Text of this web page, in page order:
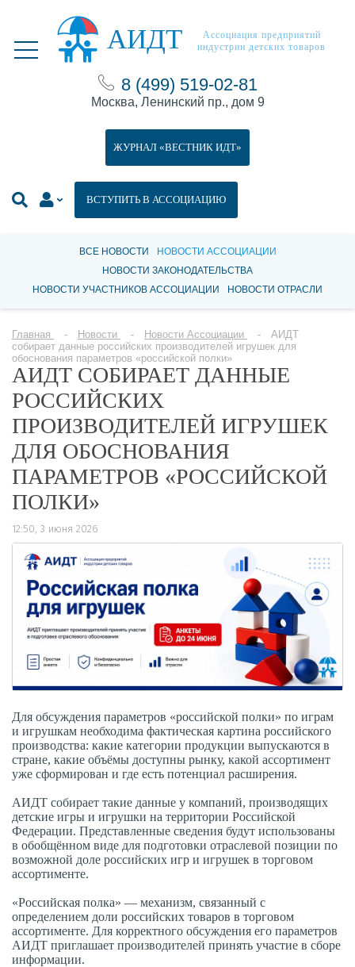
АИДТ
Ассоциация предприятий
индустрии детских товаров
8 (499) 519-02-81
Москва, Ленинский пр., дом 9
ВСТУПИТЬ В АССОЦИАЦИЮ
ЖУРНАЛ «ВЕСТНИК ИДТ»
ВСЕ НОВОСТИ
НОВОСТИ АССОЦИАЦИИ
НОВОСТИ ЗАКОНОДАТЕЛЬСТВА
НОВОСТИ УЧАСТНИКОВ АССОЦИАЦИИ
НОВОСТИ ОТРАСЛИ
Главная Новости Новости Ассоциации
АИДТ
собирает данные российских производителей игрушек для
обоснования параметров «российской полки»
АИДТ СОБИРАЕТ ДАННЫЕ
РОССИЙСКИХ
ПРОИЗВОДИТЕЛЕЙ ИГРУШЕК
ДЛЯ ОБОСНОВАНИЯ
ПАРАМЕТРОВ «РОССИЙСКОЙ
ПОЛКИ»
12:50, 3 июня 2026
Для обсуждения параметров «российской полки» по играм
и игрушкам необходима фактическая картина российского
производства: какие категории продукции выпускаются в
стране, какие объёмы доступны рынку, какой ассортимент
уже сформирован и где есть потенциал расширения.
АИДТ собирает такие данные у компаний, производящих
детские игры и игрушки на территории Российской
Федерации. Представленные сведения будут использованы
в обобщённом виде для подготовки отраслевой позиции по
возможной доле российских игр и игрушек в торговом
ассортименте.
«Российская полка» — механизм, связанный с
определением доли российских товаров в торговом
ассортименте. Для корректного обсуждения его параметров
АИДТ приглашает производителей принять участие в сборе
информации.